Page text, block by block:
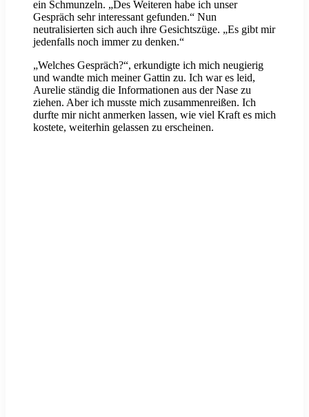
ein Schmunzeln. „Des Weiteren habe ich unser
Gespräch sehr interessant gefunden.“ Nun
neutralisierten sich auch ihre Gesichtszüge. „Es gibt mir
jedenfalls noch immer zu denken.“
„Welches Gespräch?“, erkundigte ich mich neugierig
und wandte mich meiner Gattin zu. Ich war es leid,
Aurelie ständig die Informationen aus der Nase zu
ziehen. Aber ich musste mich zusammenreißen. Ich
durfte mir nicht anmerken lassen, wie viel Kraft es mich
kostete, weiterhin gelassen zu erscheinen.